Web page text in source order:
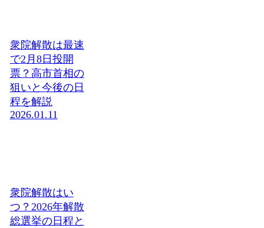
衆院解散は最速
で2月8日投開
票？高市首相の
狙いと今後の日
程を解説
2026.01.11
衆院解散はい
つ？2026年解散
総選挙の日程と